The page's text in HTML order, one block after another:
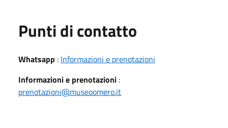
Punti di contatto
Whatsapp : Informazioni e prenotazioni
Informazioni e prenotazioni :
prenotazioni@museoomero.it